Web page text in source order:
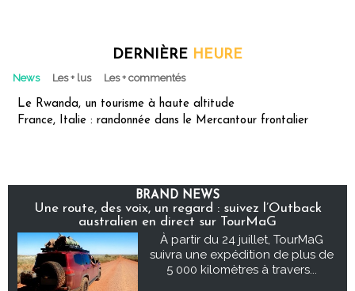
DERNIÈRE HEURE
News Les + lus Les + commentés
Le Rwanda, un tourisme à haute altitude
France, Italie : randonnée dans le Mercantour frontalier
BRAND NEWS
Une route, des voix, un regard : suivez l’Outback
australien en direct sur TourMaG
À partir du 24 juillet, TourMaG
suivra une expédition de plus de
5 000 kilomètres à travers...